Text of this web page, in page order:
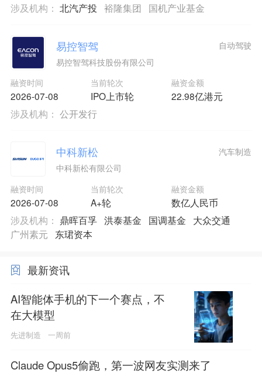
涉及机构： 北汽产投 裕隆集团 国机产业基金
易控智驾
易控智驾科技股份有限公司
融资时间
2026-07-08
当前轮次
IPO上市轮
融资金额
22.98亿港元
自动驾驶
涉及机构： 公开发行
中科新松
中科新松有限公司
融资时间
2026-07-08
当前轮次
A+轮
融资金额
数亿人民币
汽车制造
涉及机构： 鼎晖百孚 洪泰基金 国调基金
大众交通
广州素元
东珺资本
最新资讯
AI智能体手机的下一个赛点，不
在大模型
先进制造 一周前
Claude Opus5偷跑，第一波网友实测来了